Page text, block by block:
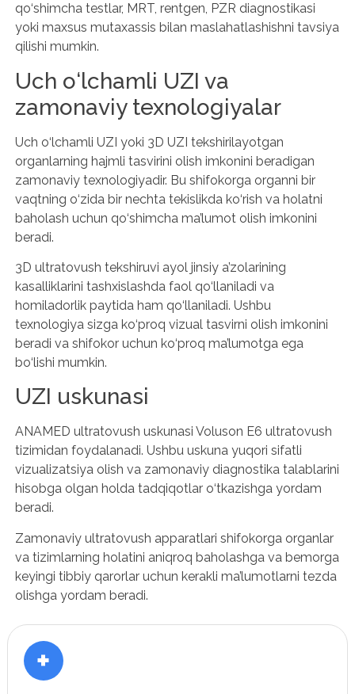
qo‘shimcha testlar, MRT, rentgen, PZR diagnostikasi
yoki maxsus mutaxassis bilan maslahatlashishni tavsiya
qilishi mumkin.
Uch o‘lchamli UZI va
zamonaviy texnologiyalar
Uch o‘lchamli UZI yoki 3D UZI tekshirilayotgan
organlarning hajmli tasvirini olish imkonini beradigan
zamonaviy texnologiyadir. Bu shifokorga organni bir
vaqtning o‘zida bir nechta tekislikda ko‘rish va holatni
baholash uchun qo‘shimcha ma’lumot olish imkonini
beradi.
3D ultratovush tekshiruvi ayol jinsiy a’zolarining
kasalliklarini tashxislashda faol qo‘llaniladi va
homiladorlik paytida ham qo‘llaniladi. Ushbu
texnologiya sizga ko‘proq vizual tasvirni olish imkonini
beradi va shifokor uchun ko‘proq ma’lumotga ega
bo‘lishi mumkin.
UZI uskunasi
ANAMED ultratovush uskunasi Voluson E6 ultratovush
tizimidan foydalanadi. Ushbu uskuna yuqori sifatli
vizualizatsiya olish va zamonaviy diagnostika talablarini
hisobga olgan holda tadqiqotlar o‘tkazishga yordam
beradi.
Zamonaviy ultratovush apparatlari shifokorga organlar
va tizimlarning holatini aniqroq baholashga va bemorga
keyingi tibbiy qarorlar uchun kerakli ma’lumotlarni tezda
olishga yordam beradi.
+